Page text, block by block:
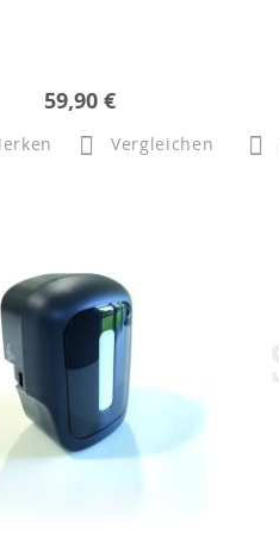
59,90 €
Vergleichen